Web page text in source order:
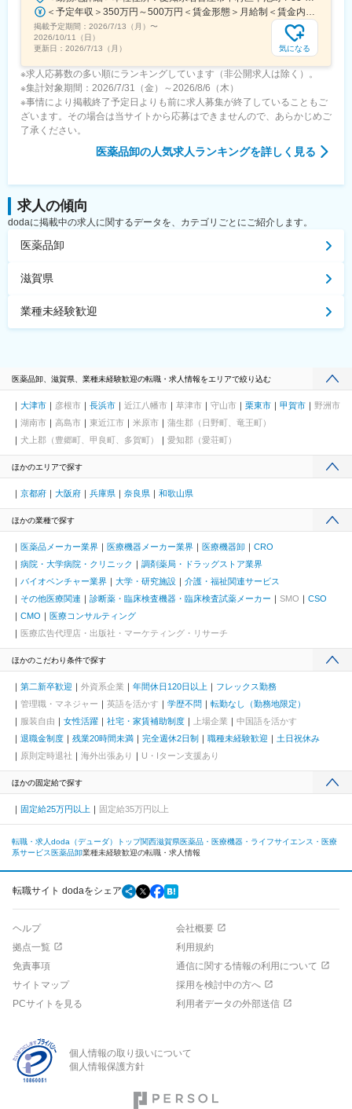
＜予定年収＞350万円～500万円＜賃金形態＞月給制＜賃金内訳＞月額（基本給）：250,000円～357,000円＜月給＞250,000円～357,000円＜昇給有無＞有＜残業手当＞有＜給与補足＞昇給：年１回（３月）賞与：年２回（6月、12月）※経験、スキルに応じて相談のうえ決定いたします※残業手当は別途支給30歳年収：350万円／月給25万円+賞与35歳年収：400万円／月給28.5万円+賞与賃金はあくまでも目安の金額であり、選考を通じて上下する可能性があります。月給(月額)は固定手当を含めた表記です。
掲載予定期間： 2026/7/13（月） 〜
2026/10/11（日）
更新日： 2026/7/13（月） 気になる
※求人応募数の多い順にランキングしています（非公開求人は除く）。
※集計対象期間：2026/7/31（金）～2026/8/6（木）
※事情により掲載終了予定日よりも前に求人募集が終了していることもご
ざいます。その場合は当サイトから応募はできませんので、あらかじめご
了承ください。
医薬品卸の人気求人ランキングを詳しく見る
求人の傾向
dodaに掲載中の求人に関するデータを、カテゴリごとにご紹介します。
医薬品卸
滋賀県
業種未経験歓迎
医薬品卸、滋賀県、業種未経験歓迎の転職・求人情報をエリアで絞り込む
大津市 彦根市 長浜市 近江八幡市 草津市 守山市 栗東市 甲賀市
野洲市
湖南市
高島市 東近江市 米原市
蒲生郡（日野町、竜王町）
犬上郡（豊郷町、甲良町、多賀町）
愛知郡（愛荘町）
ほかのエリアで探す
京都府 大阪府 兵庫県 奈良県 和歌山県
ほかの業種で探す
医薬品メーカー業界 医療機器メーカー業界 医療機器卸
CRO
病院・大学病院・クリニック
調剤薬局・ドラッグストア業界
バイオベンチャー業界
大学・研究施設
介護・福祉関連サービス
その他医療関連
診断薬・臨床検査機器・臨床検査試薬メーカー SMO
CSO
CMO
医療コンサルティング
医療広告代理店・出版社・マーケティング・リサーチ
ほかのこだわり条件で探す
第二新卒歓迎 外資系企業 年間休日120日以上
フレックス勤務
管理職・マネジャー
英語を活かす 学歴不問
転勤なし（勤務地限定）
服装自由
女性活躍 社宅・家賃補助制度 上場企業
中国語を活かす
退職金制度
残業20時間未満 完全週休2日制 職種未経験歓迎
土日祝休み
原則定時退社
海外出張あり U・Iターン支援あり
ほかの固定給で探す
固定給25万円以上 固定給35万円以上
転職・求人doda（デューダ）トップ関西滋賀県医薬品・医療機器・ライフサイエンス・医療
系サービス 医薬品卸業種未経験歓迎の転職・求人情報
転職サイト dodaをシェア
ヘルプ
会社概要
拠点一覧
利用規約
免責事項
通信に関する情報の利用について
サイトマップ
採用を検討中の方へ
PCサイトを見る
利用者データの外部送信
個人情報の取り扱いについて
個人情報保護方針